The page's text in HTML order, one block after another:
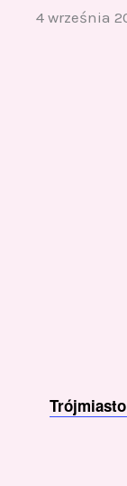
4 września